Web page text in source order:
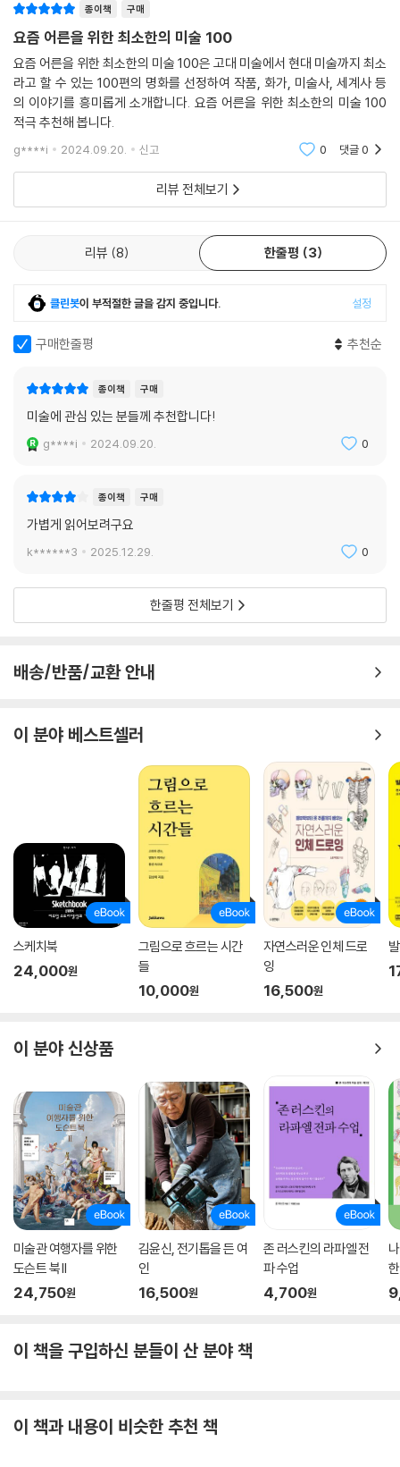
085. [작품: 잔 에뷔테른] 죽어서도 헤어질 수 없었던 불멸의 사랑
086. [화가: 시그리드 예르텐] 평생 시대의 편견에 맞서 싸우다
087. [미술사: 유화] 핑크빛으로 그린 예수의 고난
088. [세계사: 고대 올림픽] 올림픽의 상징이 된 조각
089. [작품: 엥하베 광장에서 노는 아이들] 생애 가장 찬란했던 봄날의 초
상
090. [화가: 오토 딕스] 더럽고 비참하고 악마 같은 존재의 모습
091. [미술사: 모던아트] 보이는 객체에서 행동하는 주체로
092. [세계사: 퇴폐 미술전] 작품은 사라져도 시대정신은 남는다
093. [작품: 상처 입은 천사] 핀란드인이 가장 사랑하는 그림
095. [미술사: 추상표현주의] 그리지 않는 그림
096. [세계사: 산업 혁명] 화폭에 담긴 과학 실험의 순간
097. [작품: 한겨울의 희생] 완성한 지 80년 만에 설치된 역사화
098. [화가: 존 싱어 사전트] 죽을 때까지 자기 방에만 걸어둔 자화상
099. [미술사: 포토몽타주] 답답한 현실에서 벗어나 자유롭게 나아갈 수
있도록
에필로그
이 있었고, 〈진주 귀걸이를 한 소녀〉 속 소녀를 가장 고귀한 존재로 담아내
기 위해 금만큼 비쌌던 울트라마린 염료를 아낌없이 사용했던 페르메이르
의 마음은, 이 책을 읽지 않았다면 영원히 몰랐을 것이다.
『요즘 어른을 위한 최소한의 미술 100』은 서양 미술의 본고장 유럽에서 미
술을 전공하고 다양한 매체를 통해 대중과 호흡하고 있는 이은화 작가의
신작으로, 특유의 흥미진진한 스토리텔링 덕분에 ‘처음 미술을 만나는’ 독
단 1권으로 이해하는 최소한의 교양 지식
시원한 판면에 널찍하게 배치된 도판을 보다 보면 마치 혼자서 미술관을
독차지한 듯한 느낌에 빠져든다. 여기에 복잡한 미술사를 한눈에 살필 수
있도록 정리한 서양 미술사 연표까지 수록해 미술사의 흐름을 단번에 이해
할 수 있다. 페이지 가득 펼쳐진 재밌는 이야기들 사이사이에 세계사부터
문화, 철학, 신화, 종교까지 알찬 교양 지식이 담뿍 담겨 있는 것은 물론이
작가 괴테는 이렇게 말했다. “지극히 행복한 순간이나 지극히 힘든 순간에
도 우리에게는 예술이 필요하다.” 이제 행복한 순간이나 힘든 순간에 언제
종이책 구매
요즘 어른을 위한 최소한의 미술 100
요즘 어른을 위한 최소한의 미술 100은 고대 미술에서 현대 미술까지 최소
라고 할 수 있는 100편의 명화를 선정하여 작품, 화가, 미술사, 세계사 등
의 이야기를 흥미롭게 소개합니다. 요즘 어른을 위한 최소한의 미술 100
적극 추천해 봅니다.
g****i 2024.09.20. 신고 0 댓글0
리뷰 전체보기
리뷰 8 한줄평 3
클린봇이 부적절한 글을 감지 중입니다. 설정
구매한줄평 추천순
종이책 구매
미술에 관심 있는 분들께 추천합니다!
g****i 2024.09.20. 0
종이책 구매
가볍게 읽어보려구요
k******3 2025.12.29. 0
한줄평 전체보기
배송/반품/교환 안내
이 분야 베스트셀러
스케치북
24,000원
그림으로 흐르는 시간
들
10,000원
자연스러운 인체 드로
잉
16,500원
이 분야 신상품
미술관 여행자를 위한
도슨트 북 II
24,750원
김윤신, 전기톱을 든 여
인
16,500원
존 러스킨의 라파엘 전
파 수업
4,700원
이 책을 구입하신 분들이 산 분야 책
이 책과 내용이 비슷한 추천 책